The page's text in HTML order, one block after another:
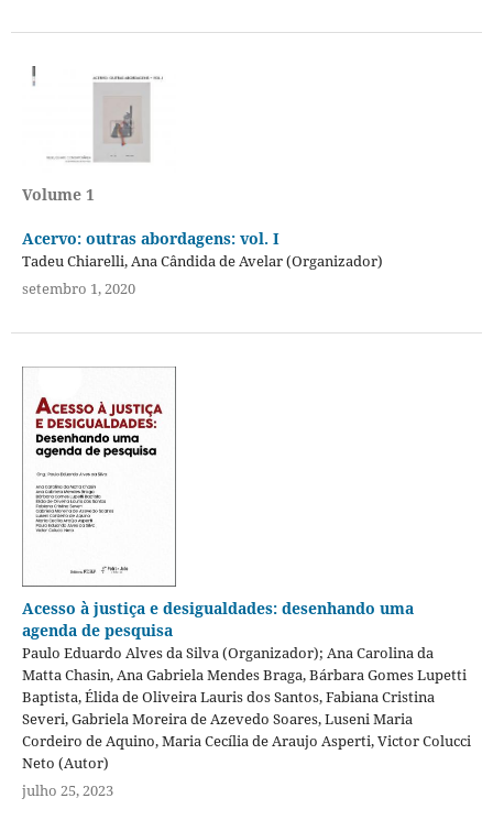
Volume 1
Acervo: outras abordagens: vol. I
Tadeu Chiarelli, Ana Cândida de Avelar (Organizador)
setembro 1, 2020
Acesso à justiça e desigualdades: desenhando uma
agenda de pesquisa
Paulo Eduardo Alves da Silva (Organizador); Ana Carolina da
Matta Chasin, Ana Gabriela Mendes Braga, Bárbara Gomes Lupetti
Baptista, Élida de Oliveira Lauris dos Santos, Fabiana Cristina
Severi, Gabriela Moreira de Azevedo Soares, Luseni Maria
Cordeiro de Aquino, Maria Cecília de Araujo Asperti, Victor Colucci
Neto (Autor)
julho 25, 2023